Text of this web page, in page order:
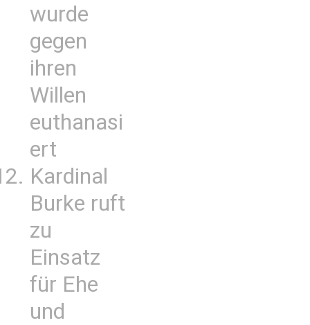
wurde
gegen
ihren
Willen
euthanasi
ert
Kardinal
Burke ruft
zu
Einsatz
für Ehe
und